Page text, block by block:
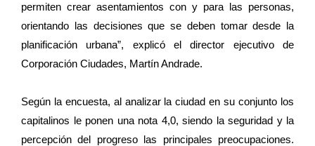
permiten crear asentamientos con y para las personas,
orientando las decisiones que se deben tomar desde la
planificación urbana”, explicó el director ejecutivo de
Corporación Ciudades, Martín Andrade.
Según la encuesta, al analizar la ciudad en su conjunto los
capitalinos le ponen una nota 4,0, siendo la seguridad y la
percepción del progreso las principales preocupaciones.